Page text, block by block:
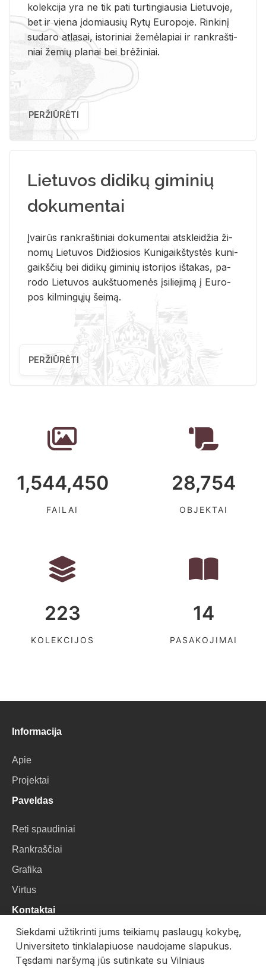
ko­lek­ci­ja yra ne tik pati tur­tin­giau­sia Lie­tu­vo­je,
bet ir vie­na įdo­miau­sių Rytų Eu­ro­po­je. Rin­ki­nį
su­da­ro at­la­sai, is­to­ri­niai že­mė­la­piai ir rank­raš­ti­
niai že­mių pla­nai bei brė­ži­niai.
PERŽIŪRĖTI
Lietuvos didikų giminių
dokumentai
Įvai­rūs rank­raš­ti­niai do­ku­men­tai at­sklei­džia ži­
no­mų Lie­tu­vos Di­džio­sios Ku­ni­gaikš­tys­tės ku­ni­
gaikš­čių bei di­di­kų gi­mi­nių is­to­ri­jos iš­ta­kas, pa­
ro­do Lie­tu­vos aukš­tuo­me­nės įsi­lie­ji­mą į Eu­ro­
pos kil­min­gų­jų šei­mą.
PERŽIŪRĖTI
1,544,450
FAILAI
28,754
OBJEKTAI
223
KOLEKCIJOS
14
PASAKOJIMAI
Informacija
Apie
Projektai
Paveldas
Reti spaudiniai
Rankraščiai
Grafika
Virtus
Kontaktai
VU Biblioteka
Universiteto g. 3, LT-01122, Vilnius
Siekdami užtikrinti jums teikiamų paslaugų kokybę,
Universiteto tinklalapiuose naudojame slapukus.
Tęsdami naršymą jūs sutinkate su Vilniaus